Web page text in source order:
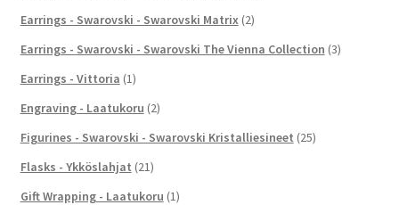
Earrings - Swarovski - Swarovski Matrix (2)
Earrings - Swarovski - Swarovski The Vienna Collection (3)
Earrings - Vittoria (1)
Engraving - Laatukoru (2)
Figurines - Swarovski - Swarovski Kristalliesineet (25)
Flasks - Ykköslahjat (21)
Gift Wrapping - Laatukoru (1)